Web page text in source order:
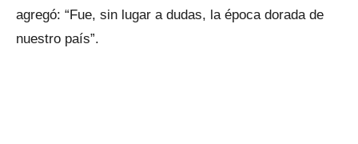
agregó: “Fue, sin lugar a dudas, la época dorada de
nuestro país”.